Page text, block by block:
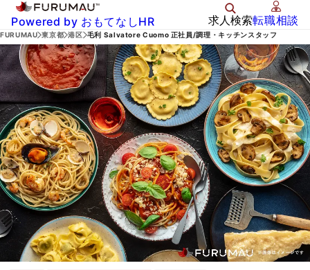
Powered by おもてなしHR 求人検索転職相談
FURUMAU 東京都 港区 毛利 Salvatore Cuomo 正社員/調理・キッチンスタッフ